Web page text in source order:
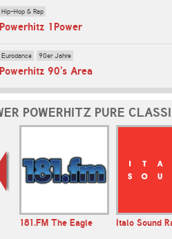
Hip-Hop & Rap
Powerhitz 1Power
Eurodance 90er Jahre
Powerhitz 90's Area
POWERHITZ PURE
181.FM The Eagle Italo Sound